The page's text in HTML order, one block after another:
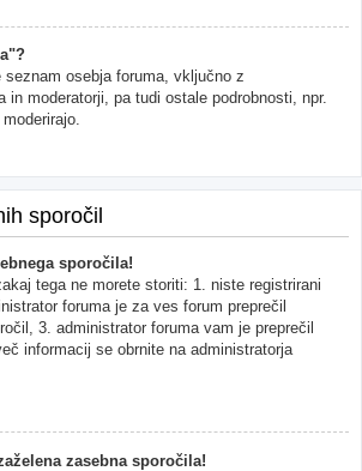
seznam osebja foruma, vključno z
in moderatorji, pa tudi ostale podrobnosti, npr.
sporočil
sporočila!
tega ne morete storiti: 1. niste registrirani
foruma je za ves forum preprečil
3. administrator foruma vam je preprečil
informacij se obrnite na administratorja
zasebna sporočila!